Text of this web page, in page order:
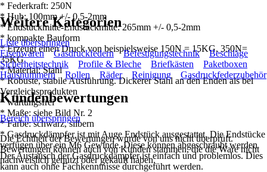
* Federkraft: 250N
* Hub: 100mm +/- 0,5-2mm
* Endstückmitte-Endstückmitte: 265mm +/- 0,5-2mm
* kompakte Bauform
* Erzeugt einen Druck von beispielsweise 150N = 15KG, 350N=
35KG
* Material: Stahl
* Robuste, stabile Ausführung. Dickerer Stahl an den Enden als bei
Vergleichsprodukten
* wartungsfrei
* Maße: siehe Bild Nr. 2
* Farbe: schwarz, silbern
* Gasdruckdämpfer ist mit Auge Endstück ausgestattet. Die Endstücke
verfügen über ein M6 Gewinde. Diese können abgeschraubt werden
Der Austausch der Gasdruckdämpfer ist einfach und problemlos. Dies
kann auch ohne Fachkenntnisse durchgeführt werden.
Weitere Kategorien
Liste überspringen
Eisenwaren
Gasdruckfedern Befestigungstechnik
Beschläge
Sicherheitstechnik
Profile & Bleche Briefkästen
Paketboxen
Hausnummern
Rollen Räder Reinigung Gasdruckfederzubehör
Kundenbewertungen
Bereich überspringen
Die Echtheit der Bewertungen wurde von uns nicht überprüft.
Bewertungen können auch von Kunden stammen, die die Ware nicht
nachweislich genutzt oder gekauft haben.